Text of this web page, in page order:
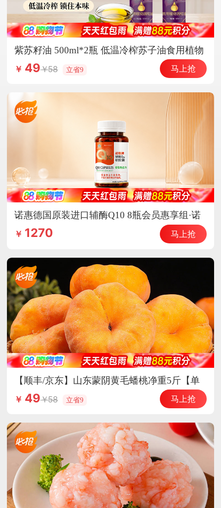
紫苏籽油 500ml*2瓶 低温冷榨苏子油食用植物
调和油家用热炒凉拌炒菜
￥ 49 58 立省9 马上抢
诺惠德国原装进口辅酶Q10 8瓶会员惠享组·诺
惠德国原装进口辅酶Q10
￥ 1270 马上抢
【顺丰/京东】山东蒙阴黄毛蟠桃净重5斤【单
果150g+】香甜多汁 皮薄核小
￥ 49 58 立省9 马上抢